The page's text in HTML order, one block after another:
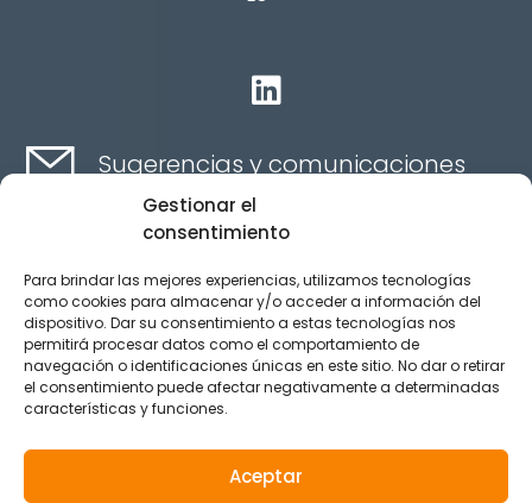
Gestionar el
consentimiento
Para brindar las mejores experiencias, utilizamos tecnologías
como cookies para almacenar y/o acceder a información del
dispositivo. Dar su consentimiento a estas tecnologías nos
permitirá procesar datos como el comportamiento de
navegación o identificaciones únicas en este sitio. No dar o retirar
el consentimiento puede afectar negativamente a determinadas
características y funciones.
Aceptar

Sugerencias y comunicaciones
Canal Ético
Aviso legal
Política de privacidad
Política de Cookies